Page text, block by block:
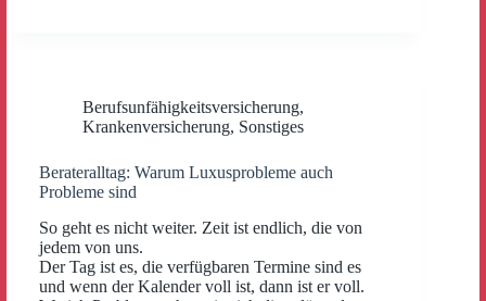
Berufsunfähigkeitsversicherung,
Krankenversicherung, Sonstiges
Berateralltag: Warum Luxusprobleme auch
Probleme sind
So geht es nicht weiter. Zeit ist endlich, die von
jedem von uns.
Der Tag ist es, die verfügbaren Termine sind es
und wenn der Kalender voll ist, dann ist er voll.